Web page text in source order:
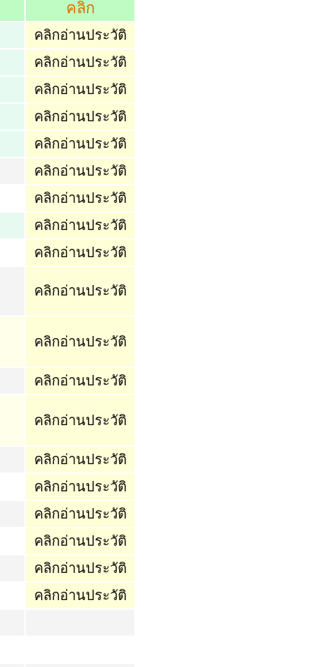
คลิก
คลิกอ่านประวัติ
คลิกอ่านประวัติ
คลิกอ่านประวัติ
คลิกอ่านประวัติ
คลิกอ่านประวัติ
คลิกอ่านประวัติ
คลิกอ่านประวัติ
คลิกอ่านประวัติ
คลิกอ่านประวัติ
คลิกอ่านประวัติ
คลิกอ่านประวัติ
คลิกอ่านประวัติ
คลิกอ่านประวัติ
คลิกอ่านประวัติ
คลิกอ่านประวัติ
คลิกอ่านประวัติ
คลิกอ่านประวัติ
คลิกอ่านประวัติ
คลิกอ่านประวัติ